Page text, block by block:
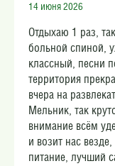
14 июня 2026
Отдыхаю 1 раз,
больной спиной,
классный, песни
территория
вчера на
Мельник, так
внимание всём
и возит нас
питание, лучший